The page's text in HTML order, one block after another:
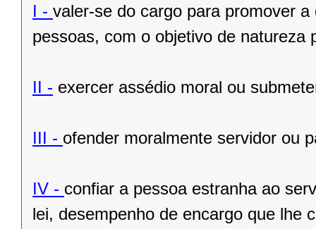
I - valer-se do cargo para promover
pessoas, com o objetivo de natureza
II - exercer assédio moral ou
III - ofender moralmente servidor ou
IV - confiar a pessoa estranha ao
lei, desempenho de encargo que lhe